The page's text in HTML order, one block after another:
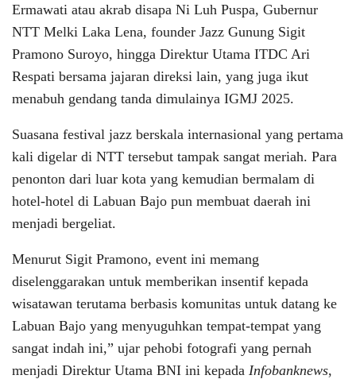
Ermawati atau akrab disapa Ni Luh Puspa, Gubernur
NTT Melki Laka Lena, founder Jazz Gunung Sigit
Pramono Suroyo, hingga Direktur Utama ITDC Ari
Respati bersama jajaran direksi lain, yang juga ikut
menabuh gendang tanda dimulainya IGMJ 2025.
Suasana festival jazz berskala internasional yang pertama
kali digelar di NTT tersebut tampak sangat meriah. Para
penonton dari luar kota yang kemudian bermalam di
hotel-hotel di Labuan Bajo pun membuat daerah ini
menjadi bergeliat.
Menurut Sigit Pramono, event ini memang
diselenggarakan untuk memberikan insentif kepada
wisatawan terutama berbasis komunitas untuk datang ke
Labuan Bajo yang menyuguhkan tempat-tempat yang
sangat indah ini,” ujar pehobi fotografi yang pernah
menjadi Direktur Utama BNI ini kepada Infobanknews,